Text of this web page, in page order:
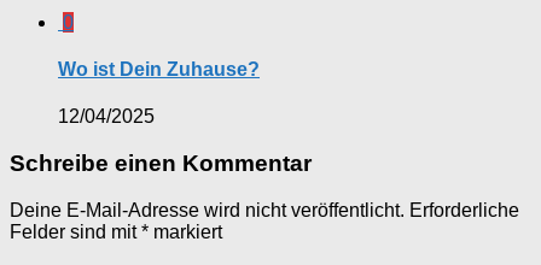
0
Wo ist Dein Zuhause?
12/04/2025
Schreibe einen Kommentar
Deine E-Mail-Adresse wird nicht veröffentlicht. Erforderliche
Felder sind mit* markiert